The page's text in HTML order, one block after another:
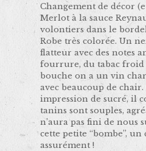
Changement de décor
Merlot à la sauce
volontiers dans le
Robe très colorée. Un
flatteur avec des notes
fourrure, du tabac froid
bouche on a un vin
avec beaucoup de
impression de sucré, il
tanins sont souples,
n’aura pas fini de nous
cette petite “bombe”, un
assurément !